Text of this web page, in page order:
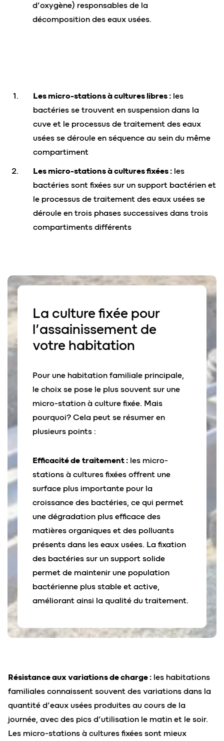
d’oxygène) responsables de la
décomposition des eaux usées.
Les micro-stations à cultures libres : les
bactéries se trouvent en suspension dans la
cuve et le processus de traitement des eaux
usées se déroule en séquence au sein du même
compartiment
Les micro-stations à cultures fixées : les
bactéries sont fixées sur un support bactérien et
le processus de traitement des eaux usées se
déroule en trois phases successives dans trois
compartiments différents
La culture fixée pour
l’assainissement de
votre habitation
Pour une habitation familiale principale,
le choix se pose le plus souvent sur une
micro-station à culture fixée. Mais
pourquoi? Cela peut se résumer en
plusieurs points :
Efficacité de traitement : les micro-
stations à cultures fixées offrent une
surface plus importante pour la
croissance des bactéries, ce qui permet
une dégradation plus efficace des
matières organiques et des polluants
présents dans les eaux usées. La fixation
des bactéries sur un support solide
permet de maintenir une population
bactérienne plus stable et active,
améliorant ainsi la qualité du traitement.
Résistance aux variations de charge : les habitations
familiales connaissent souvent des variations dans la
quantité d’eaux usées produites au cours de la
journée, avec des pics d’utilisation le matin et le soir.
Les micro-stations à cultures fixées sont mieux